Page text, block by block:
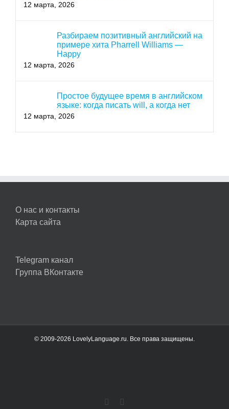
12 марта, 2026
Разбираем позитивный английский на
примере хита Pharrell Williams —
Happy
12 марта, 2026
Простое будущее время в английском
языке: когда писать will, а когда нет
12 марта, 2026
О нас и контакты
Карта сайта
Telegram канал
Группа ВКонтакте
© 2009-2026 LovelyLanguage.ru. Все права защищены.